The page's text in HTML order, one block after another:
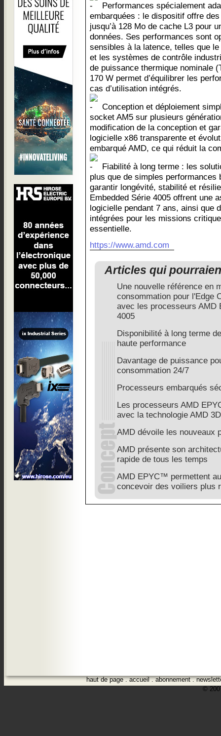
Performances spécialement
embarquées : le dispositif offre
jusqu’à 128 Mo de cache L3 pour
données. Ses performances sont
sensibles à la latence, telles que
et les systèmes de contrôle
de puissance thermique nominale
170 W permet d’équilibrer les
cas d’utilisation intégrés.
Conception et déploiement
socket AM5 sur plusieurs
modification de la conception et
logicielle x86 transparente et
embarqué AMD, ce qui réduit la
Fiabilité à long terme : les
plus que de simples
garantir longévité, stabilité et
Embedded Série 4005 offrent une
logicielle pendant 7 ans, ainsi que
intégrées pour les missions
essentielle.
https://www.amd.com
Articles qui
Une nouvelle référence en
consommation pour l'Edge
avec les processeurs
4005
Disponibilité à long terme
haute performance
Davantage de puissance
consommation 24/7
Processeurs embarqués
Les processeurs AMD
avec la technologie AMD
AMD dévoile les nouveaux
AMD présente son
rapide de tous les temps
AMD EPYC™ permettent
concevoir des voiliers plus
haut de page.accueil.abonnement.
©